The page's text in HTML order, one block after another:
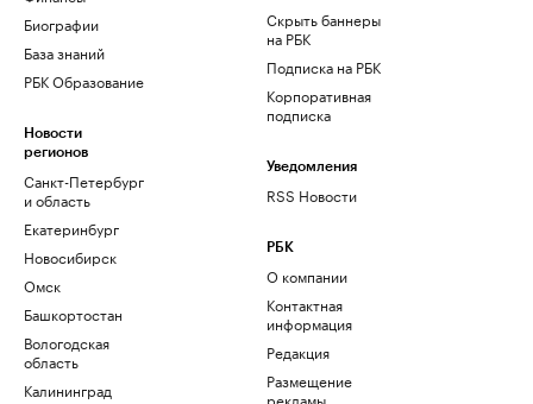
Биографии
База знаний
РБК Образование
Новости
регионов
Санкт-Петербург
и область
Екатеринбург
Новосибирск
Омск
Башкортостан
Вологодская
область
Калининград
Скрыть баннеры
на РБК
Подписка на РБК
Корпоративная
подписка
Уведомления
RSS Новости
РБК
О компании
Контактная
информация
Редакция
Размещение
рекламы